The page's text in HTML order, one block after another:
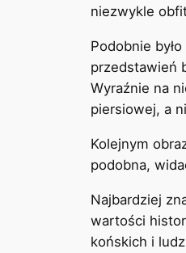
niezwykle
Podobnie
przedstawień
Wyraźnie na
piersiowej, a
Kolejnym
podobna,
Najbardziej
wartości
końskich i